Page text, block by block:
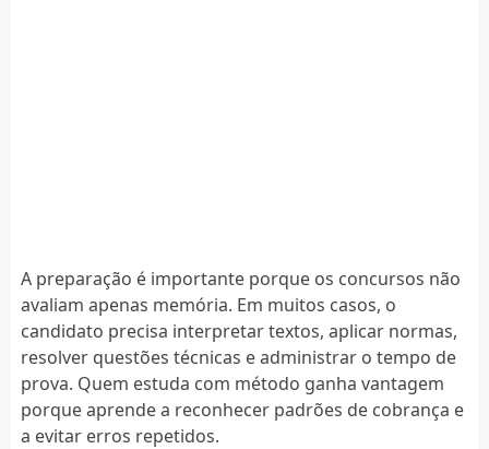
A preparação é importante porque os concursos não
avaliam apenas memória. Em muitos casos, o
candidato precisa interpretar textos, aplicar normas,
resolver questões técnicas e administrar o tempo de
prova. Quem estuda com método ganha vantagem
porque aprende a reconhecer padrões de cobrança e
a evitar erros repetidos.